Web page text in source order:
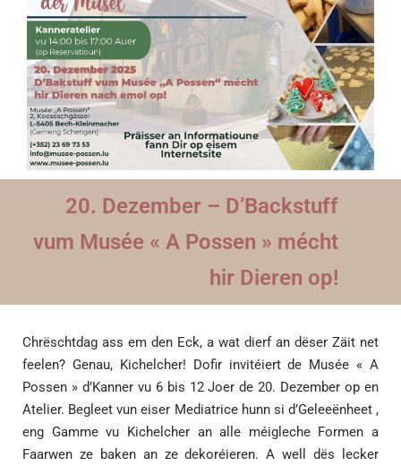
20. Dezember – D’Backstuff
vum Musée « A Possen » mécht
hir Dieren op!
Chrëschtdag ass em den Eck, a wat dierf an dëser Zäit net
feelen? Genau, Kichelcher! Dofir invitéiert de Musée « A
Possen » d’Kanner vu 6 bis 12 Joer de 20. Dezember op en
Atelier. Begleet vun eiser Mediatrice hunn si d’Geleeënheet ,
eng Gamme vu Kichelcher an alle méigleche Formen a
Faarwen ze baken an ze dekoréieren. A well dës lecker